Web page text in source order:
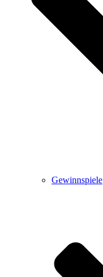
Gewinnspiele